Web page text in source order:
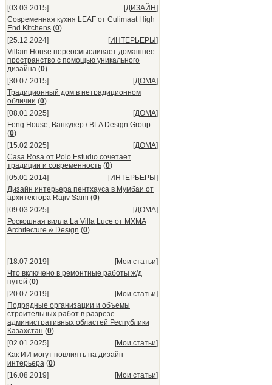
[03.03.2015] [ДИЗАЙН]
Современная кухня LEAF от Culimaat High
End Kitchens (0)
[25.12.2024]
[ИНТЕРЬЕРЫ ]
Villain House переосмысливает домашнее
пространство с помощью уникального
дизайна (0)
[30.07.2015]
[ДОМА]
Традиционный дом в нетрадиционном
обличии (0)
[08.01.2025]
[ДОМА]
Feng House, Ванкувер / BLA Design Group
(0)
[15.02.2025]
[ДОМА]
Casa Rosa от Polo Estudio сочетает
традиции и современность (0)
[05.01.2014]
[ИНТЕРЬЕРЫ ]
Дизайн интерьера пентхауса в Мумбаи от
архитектора Rajiv Saini (0)
[09.03.2025]
[ДОМА]
Роскошная вилла La Villa Luce от MXMA
Architecture & Design (0)
[18.07.2019] [Мои статьи]
Что включено в ремонтные работы ж/д
путей (0)
[20.07.2019]
[Мои статьи]
Подрядные организации и объемы
строительных работ в разрезе
административных областей Республики
Казахстан (0)
[02.01.2025]
[Мои статьи]
Как ИИ могут повлиять на дизайн
интерьера (0)
[16.08.2019]
[Мои статьи]